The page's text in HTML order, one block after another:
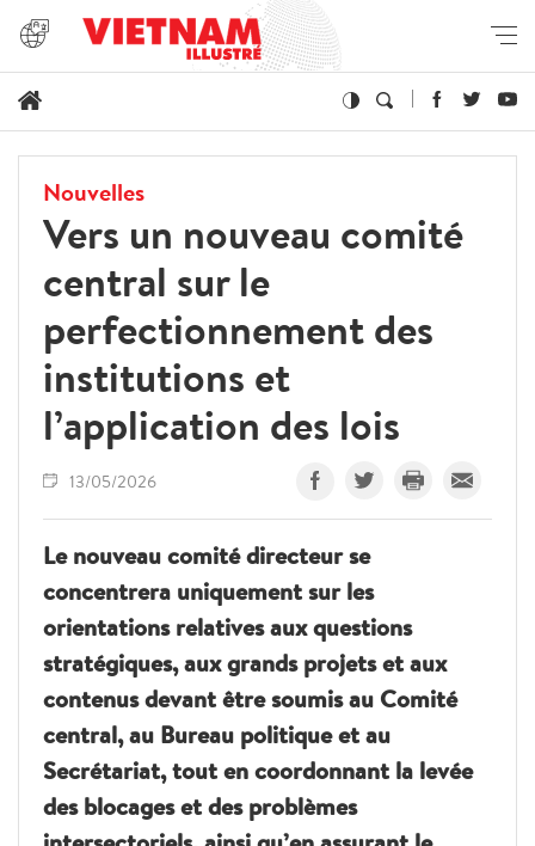
Nouvelles
Vers un nouveau comité
central sur le
perfectionnement des
institutions et
l’application des lois
13/05/2026
Le nouveau comité directeur se
concentrera uniquement sur les
orientations relatives aux questions
stratégiques, aux grands projets et aux
contenus devant être soumis au Comité
central, au Bureau politique et au
Secrétariat, tout en coordonnant la levée
des blocages et des problèmes